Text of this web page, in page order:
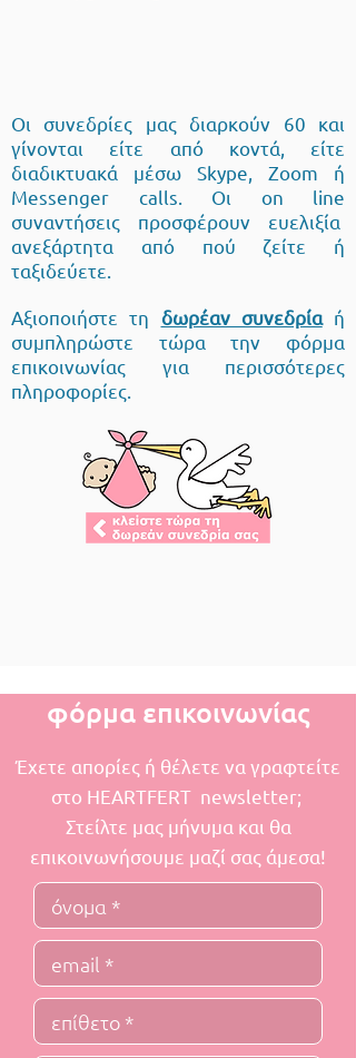
Oι συνεδρίες μας διαρκούν 60 και
γίνονται είτε από κοντά, είτε
διαδικτυακά μέσω Skype, Zoom ή
Messenger calls. Οι on line
συναντήσεις προσφέρουν ευελιξία
ανεξάρτητα από πού ζείτε ή
ταξιδεύετε.
Αξιοποιήστε τη δωρέαν συνεδρίαή
συμπληρώστε τώρα την φόρμα
επικοινωνίας για περισσότερες
πληροφορίες.
φόρμα επικοινωνίας
Έχετε απορίες ή θέλετε να γραφτείτε
στο HEARTFERT newsletter;
Στείλτε μας μήνυμα και θα
επικοινωνήσουμε μαζί σας άμεσα!